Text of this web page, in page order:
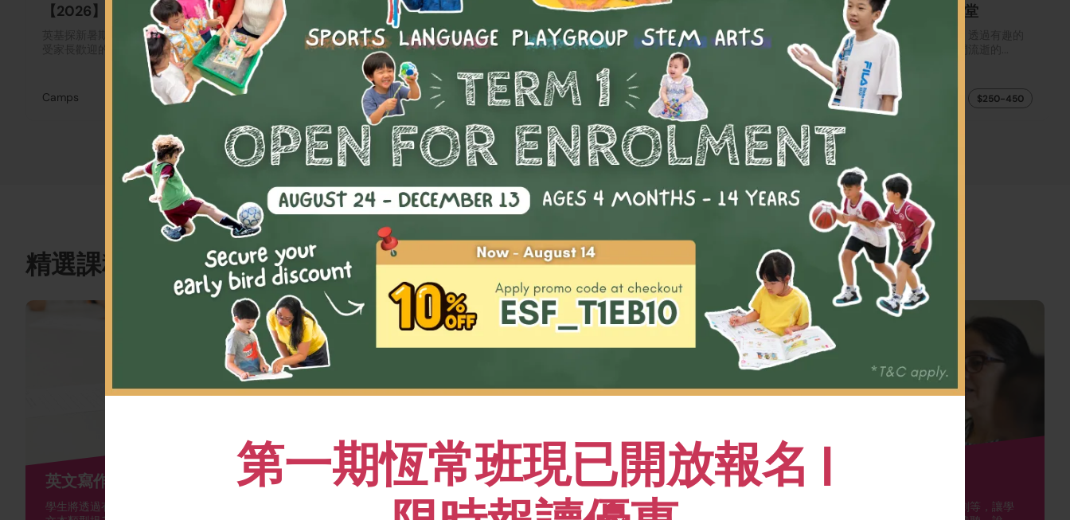
第一期恆常班現已開放報名 |
【2026】夏令營
英基探新暑期夏令營課程，涵蓋13個月大至16歲各個程度。
受家長歡迎的全日及半日制課程，種類豐富。包括...
Camps
【2026】Term 1 現已接受報名
讓我們充滿活力的課程陪伴孩子迎接新學年！課程專為激發
潛能、挑戰自我，並培養每位孩子獨特才華而設計。
Playgroup, Sports 語言 按不同課程收費
【$250-450】夏日學前遊戲班體驗堂
探索我們專為好奇寶寶設計的夏日學前遊戲班。透過有趣的
實踐活動，讓你的小寶貝體驗成長、變化與時間流逝的...
$250-450
精選課程
英文寫作班
學生將透過有趣的創意寫作及學習各種
英語游泳班
適合所有年齡和水平，由專業教練貼身
英語學前班
為孩子建立良好的學習基礎、培養自
西班牙語
透過有趣的故事、遊戲、戲劇等，讓學